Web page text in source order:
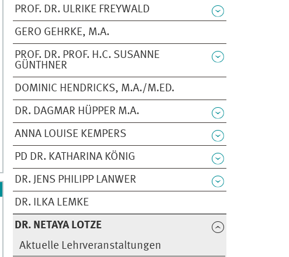
PROF. DR. ULRIKE FREYWALD
GERO GEHRKE, M.A.
PROF. DR. PROF. H.C. SUSANNE
GÜNTHNER
DOMINIC HENDRICKS, M.A./M.ED.
DR. DAGMAR HÜPPER M.A.
ANNA LOUISE KEMPERS
PD DR. KATHARINA KÖNIG
DR. JENS PHILIPP LANWER
DR. ILKA LEMKE
DR. NETAYA LOTZE
Aktuelle Lehrveranstaltungen